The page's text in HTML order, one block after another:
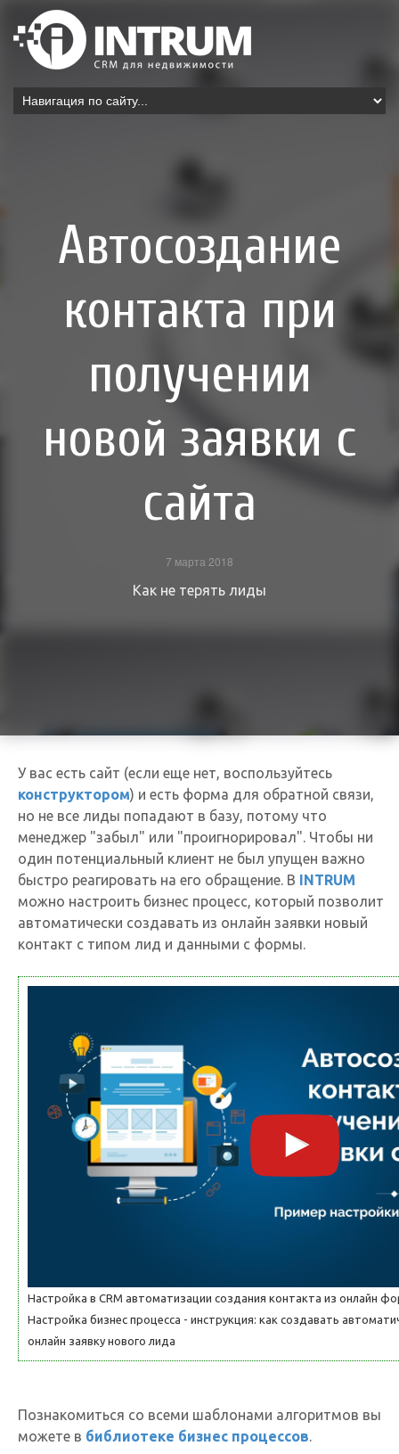
Автосоздание
контакта при
получении
новой заявки с
сайта
7 марта 2018
Как не терять лиды
У вас есть сайт (если еще нет, воспользуйтесь
конструктором) и есть форма для обратной связи,
но не все лиды попадают в базу, потому что
менеджер "забыл" или "проигнорировал". Чтобы ни
один потенциальный клиент не был упущен важно
быстро реагировать на его обращение. В INTRUM
можно настроить бизнес процесс, который позволит
автоматически создавать из онлайн заявки новый
контакт с типом лид и данными с формы.
Настройка в CRM автоматизации создания контакта из онлайн
Настройка бизнес процесса - инструкция: как создавать
онлайн заявку нового лида
Познакомиться со всеми шаблонами алгоритмов вы
можете в библиотеке бизнес процессов.